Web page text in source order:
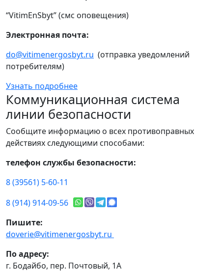
“VitimEnSbyt” (смс оповещения)
Электронная почта:
do@vitimenergosbyt.ru (отправка уведомлений
потребителям)
Узнать подробнее
Коммуникационная система
линии безопасности
Сообщите информацию о всех противоправных
действиях следующими способами:
телефон службы безопасности:
8 (39561) 5-60-11
8 (914) 914-09-56
Пишите:
doverie@vitimenergosbyt.ru
По адресу:
г. Бодайбо, пер. Почтовый, 1А